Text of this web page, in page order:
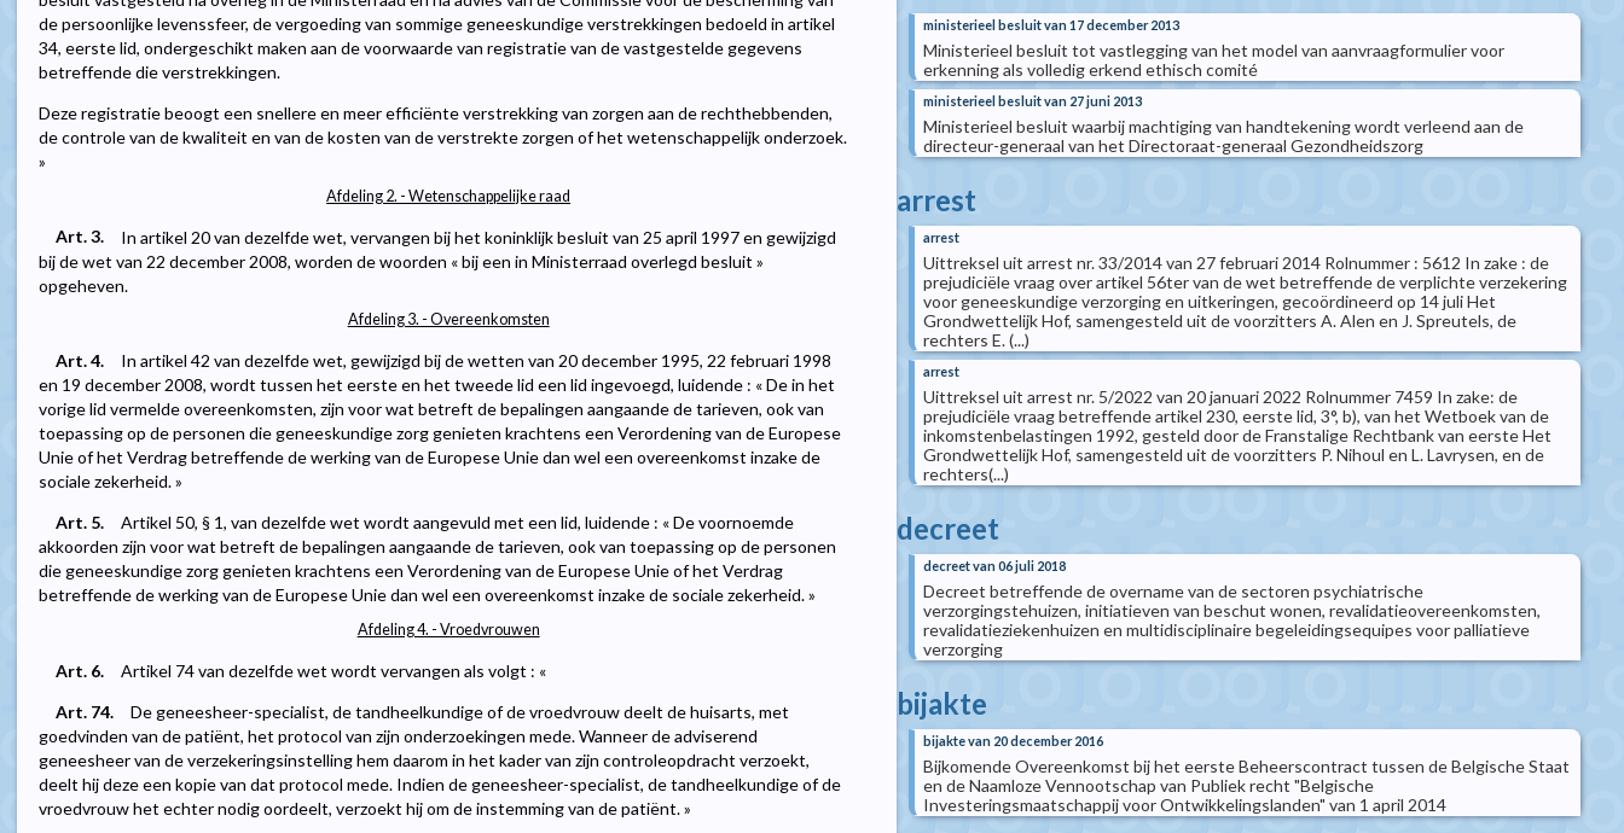
de persoonlijke levenssfeer, de vergoeding van sommige geneeskundige verstrekkingen bedoeld in artikel
34, eerste lid, ondergeschikt maken aan de voorwaarde van registratie van de vastgestelde gegevens
betreffende die verstrekkingen.
Deze registratie beoogt een snellere en meer efficiënte verstrekking van zorgen aan de rechthebbenden,
de controle van de kwaliteit en van de kosten van de verstrekte zorgen of het wetenschappelijk onderzoek.
»
Afdeling 2. - Wetenschappelijke raad
Art. 3.
In artikel 20 van dezelfde wet, vervangen bij het koninklijk besluit van 25 april 1997 en gewijzigd
bij de wet van 22 december 2008, worden de woorden « bij een in Ministerraad overlegd besluit »
opgeheven.
Afdeling 3. - Overeenkomsten
Art. 4.
In artikel 42 van dezelfde wet, gewijzigd bij de wetten van 20 december 1995, 22 februari 1998
en 19 december 2008, wordt tussen het eerste en het tweede lid een lid ingevoegd, luidende : « De in het
vorige lid vermelde overeenkomsten, zijn voor wat betreft de bepalingen aangaande de tarieven, ook van
toepassing op de personen die geneeskundige zorg genieten krachtens een Verordening van de Europese
Unie of het Verdrag betreffende de werking van de Europese Unie dan wel een overeenkomst inzake de
sociale zekerheid. »
Art. 5.
Artikel 50, § 1, van dezelfde wet wordt aangevuld met een lid, luidende : « De voornoemde
akkoorden zijn voor wat betreft de bepalingen aangaande de tarieven, ook van toepassing op de personen
die geneeskundige zorg genieten krachtens een Verordening van de Europese Unie of het Verdrag
betreffende de werking van de Europese Unie dan wel een overeenkomst inzake de sociale zekerheid. »
Afdeling 4. - Vroedvrouwen
Art. 6.
Artikel 74 van dezelfde wet wordt vervangen als volgt : «
Art. 74.
De geneesheer-specialist, de tandheelkundige of de vroedvrouw deelt de huisarts, met
goedvinden van de patiënt, het protocol van zijn onderzoekingen mede. Wanneer de adviserend
geneesheer van de verzekeringsinstelling hem daarom in het kader van zijn controleopdracht verzoekt,
deelt hij deze een kopie van dat protocol mede. Indien de geneesheer-specialist, de tandheelkundige of de
vroedvrouw het echter nodig oordeelt, verzoekt hij om de instemming van de patiënt. »
ministerieel besluit van 17 december 2013
Ministerieel besluit tot vastlegging van het model van aanvraagformulier voor
erkenning als volledig erkend ethisch comité
ministerieel besluit van 27 juni 2013
Ministerieel besluit waarbij machtiging van handtekening wordt verleend aan de
directeur-generaal van het Directoraat-generaal Gezondheidszorg
arrest
arrest
Uittreksel uit arrest nr. 33/2014 van 27 februari 2014 Rolnummer : 5612 In zake : de
prejudiciële vraag over artikel 56ter van de wet betreffende de verplichte verzekering
voor geneeskundige verzorging en uitkeringen, gecoördineerd op 14 juli Het
Grondwettelijk Hof, samengesteld uit de voorzitters A. Alen en J. Spreutels, de
rechters E. (...)
arrest
Uittreksel uit arrest nr. 5/2022 van 20 januari 2022 Rolnummer 7459 In zake: de
prejudiciële vraag betreffende artikel 230, eerste lid, 3°, b), van het Wetboek van de
inkomstenbelastingen 1992, gesteld door de Franstalige Rechtbank van eerste Het
Grondwettelijk Hof, samengesteld uit de voorzitters P. Nihoul en L. Lavrysen, en de
rechters(...)
decreet
decreet van 06 juli 2018
Decreet betreffende de overname van de sectoren psychiatrische
verzorgingstehuizen, initiatieven van beschut wonen, revalidatieovereenkomsten,
revalidatieziekenhuizen en multidisciplinaire begeleidingsequipes voor palliatieve
verzorging
bijakte
bijakte van 20 december 2016
Bijkomende Overeenkomst bij het eerste Beheerscontract tussen de Belgische Staat
en de Naamloze Vennootschap van Publiek recht "Belgische
Investeringsmaatschappij voor Ontwikkelingslanden" van 1 april 2014